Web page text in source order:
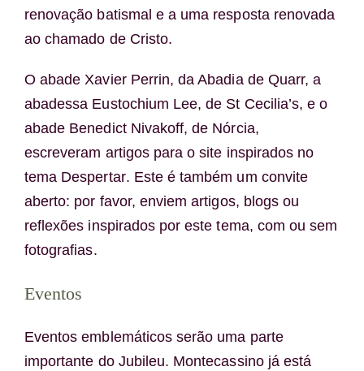
renovação batismal e a uma resposta renovada
ao chamado de Cristo.
O abade Xavier Perrin, da Abadia de Quarr, a
abadessa Eustochium Lee, de St Cecilia’s, e o
abade Benedict Nivakoff, de Nórcia,
escreveram artigos para o site inspirados no
tema Despertar. Este é também um convite
aberto: por favor, enviem artigos, blogs ou
reflexões inspirados por este tema, com ou sem
fotografias.
Eventos
Eventos emblemáticos serão uma parte
importante do Jubileu. Montecassino já está